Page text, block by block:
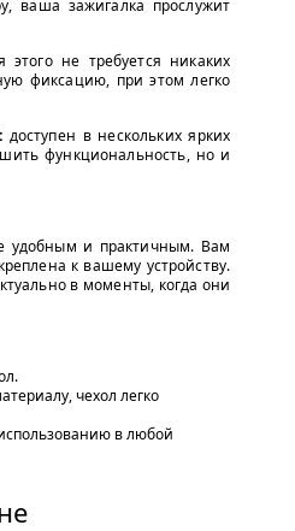
ваша зажигалка прослужит
не требуется никаких
фиксацию, при этом легко
доступен в нескольких ярких
функциональность, но и
удобным и практичным. Вам
к вашему устройству.
в моменты, когда они
чехол легко
в любой